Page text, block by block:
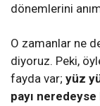
dönemlerini
O zamanlar ne
diyoruz. Peki,
fayda var; yüz
payı neredeyse